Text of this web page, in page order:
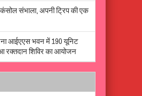
संभाला, अपनी ट्रिप की एक
आईएएस भवन में 190 यूनिट
शिविर का आयोजन